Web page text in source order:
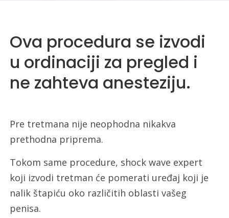
Ova procedura se izvodi
u ordinaciji za pregled i
ne zahteva anesteziju.
Pre tretmana nije neophodna nikakva
prethodna priprema.
Tokom same procedure, shock wave expert
koji izvodi tretman će pomerati uređaj koji je
nalik štapiću oko različitih oblasti vašeg
penisa.